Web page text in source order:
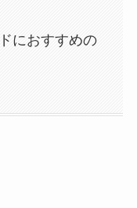
におすすめの